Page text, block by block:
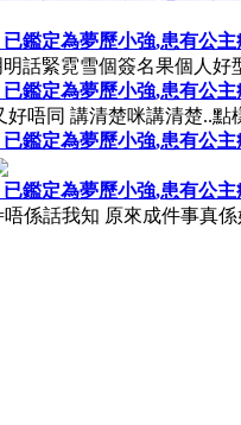
鑑定為夢歷小強,患有公
話緊霓雪個簽名果個人好
鑑定為夢歷小強,患有公
好唔同 講清楚咪講清楚..點
鑑定為夢歷小強,患有公
鑑定為夢歷小強,患有公
係話我知 原來成件事真